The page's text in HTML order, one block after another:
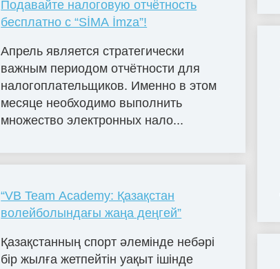
Подавайте налоговую отчётность
бесплатно с “SİMA İmza”!
Апрель является стратегически
важным периодом отчётности для
налогоплательщиков. Именно в этом
месяце необходимо выполнить
множество электронных нало...
“VB Team Academy: Қазақстан
волейболындағы жаңа деңгей”
Қазақстанның спорт әлемінде небәрі
бір жылға жетпейтін уақыт ішінде